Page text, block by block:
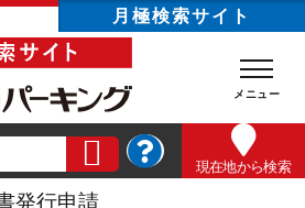
月極検索サイト
現在地から検索
発行申請